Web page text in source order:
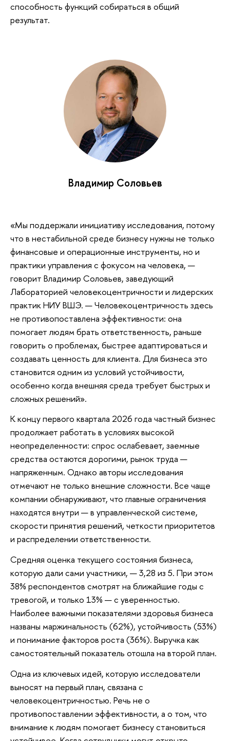
способность функций собираться в общий
результат.
Владимир Соловьев
«Мы поддержали инициативу исследования, потому
что в нестабильной среде бизнесу нужны не только
финансовые и операционные инструменты, но и
практики управления с фокусом на человека, —
говорит Владимир Соловьев, заведующий
Лабораторией человекоцентричности и лидерских
практик НИУ ВШЭ. — Человекоцентричность здесь
не противопоставлена эффективности: она
помогает людям брать ответственность, раньше
говорить о проблемах, быстрее адаптироваться и
создавать ценность для клиента. Для бизнеса это
становится одним из условий устойчивости,
особенно когда внешняя среда требует быстрых и
сложных решений».
К концу первого квартала 2026 года частный бизнес
продолжает работать в условиях высокой
неопределенности: спрос ослабевает, заемные
средства остаются дорогими, рынок труда —
напряженным. Однако авторы исследования
отмечают не только внешние сложности. Все чаще
компании обнаруживают, что главные ограничения
находятся внутри — в управленческой системе,
скорости принятия решений, четкости приоритетов
и распределении ответственности.
Средняя оценка текущего состояния бизнеса,
которую дали сами участники, — 3,28 из 5. При этом
38% респондентов смотрят на ближайшие годы с
тревогой, и только 13% — с уверенностью.
Наиболее важными показателями здоровья бизнеса
названы маржинальность (62%), устойчивость (53%)
и понимание факторов роста (36%). Выручка как
самостоятельный показатель отошла на второй план.
Одна из ключевых идей, которую исследователи
выносят на первый план, связана с
человекоцентричностью. Речь не о
противопоставлении эффективности, а о том, что
внимание к людям помогает бизнесу становиться